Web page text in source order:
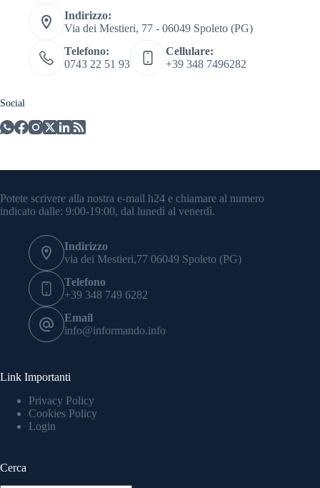
Indirizzo:
Via dei Mestieri, 77 - 06049 Spoleto (PG)
Telefono:
0743 22 51 93
Cellulare:
+39 348 7496282
Social
Potete scrivere alla nostra e-mail h24 e chiamare al numero
indicato dalle: 9:00-19:00, dal lunedì al venerdì.
Indirizzo
via dei Mestieri,77 06049 Spoleto (PG)
Telefono
+39 348 749 6282
Email
info@informando.info
Link Importanti
Privacy Policy
Cookies Policy
Login
Cerca